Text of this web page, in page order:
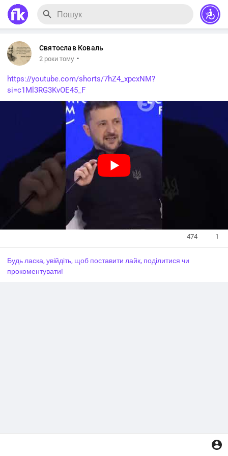
Святослав Коваль
2 роки тому ·
https://youtube.com/shorts/7hZ4_xpcxNM?
si=c1Ml3RG3KvOE45_F
474 1
Будь ласка, увійдіть, щоб поставити лайк, поділитися чи
прокоментувати!